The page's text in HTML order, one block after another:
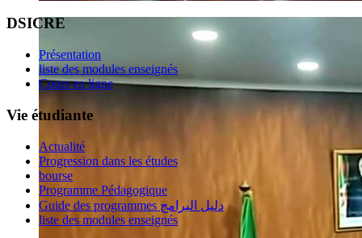
DSICRE
Présentation
liste des modules enseignés
Cours en ligne
Vie étudiante
Actualité
Progression dans les études
bourse
Programme Pédagogique
Guide des programmes دليل البرامج
liste des modules enseignés